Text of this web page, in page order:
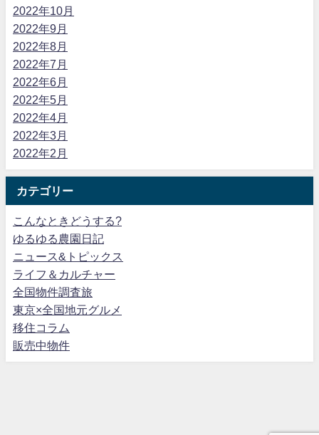
2022年10月
2022年9月
2022年8月
2022年7月
2022年6月
2022年5月
2022年4月
2022年3月
2022年2月
カテゴリー
こんなときどうする?
ゆるゆる農園日記
ニュース&トピックス
ライフ＆カルチャー
全国物件調査旅
東京×全国地元グルメ
移住コラム
販売中物件